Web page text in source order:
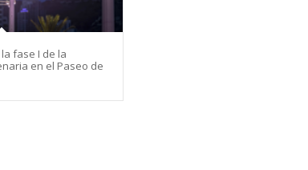
fase I de la
en el Paseo de